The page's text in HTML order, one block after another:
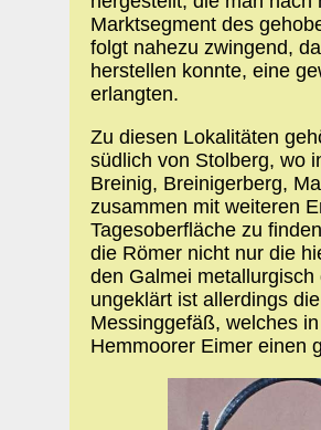
Marktsegment des
folgt nahezu zwingend,
herstellen konnte, eine
erlangten.
Zu diesen Lokalitäten
südlich von Stolberg, wo
Breinig, Breinigerberg,
zusammen mit weiteren
Tagesoberfläche zu
die Römer nicht nur die
den Galmei
ungeklärt ist allerdings
Messinggefäß, welches
Hemmoorer Eimer einen